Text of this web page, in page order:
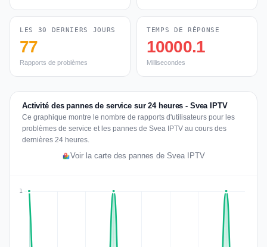
LES 30 DERNIERS JOURS
77
Rapports de problèmes
TEMPS DE RÉPONSE
10000.1
Millisecondes
Activité des pannes de service sur 24 heures - Svea IPTV
Ce graphique montre le nombre de rapports d'utilisateurs pour les
problèmes de service et les pannes de Svea IPTV au cours des
dernières 24 heures.
Voir la carte des pannes de Svea IPTV